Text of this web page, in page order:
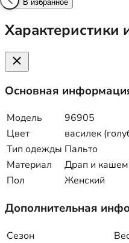
В избранное
Характеристики
Основная
Модель
96905
Цвет
василек
Тип одежды Пальто
Материал
Драп и
Пол
Женский
Дополнительная
Сезон